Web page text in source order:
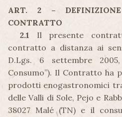
ART. 2 –
CONTRATTO
2.1 Il presente
contratto a distanza ai
D.Lgs. 6 settembre
Consumo”). Il Contratto ha
prodotti enogastronomici
delle Valli di Sole, Pejo e
38027 Malé (TN) e il